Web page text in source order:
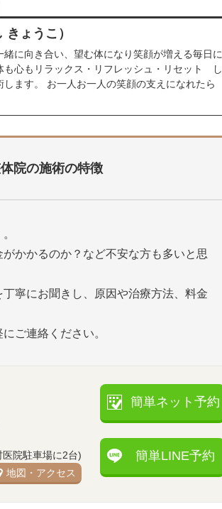
ょうこ）
に向き合い、望む体になり笑顔が増える毎日に
も心もリラックス・リフレッシュ・リセット し
ます。 お一人お一人の笑顔の支えになれたら
院の施術の特徴
かかるのか？など不安な方も多いと思
寧にお聞きし、原因や治療方法、料金
ご連絡ください。
医院駐車場に2台)
地図・アクセス
簡単ネット予約
簡単LINE予約